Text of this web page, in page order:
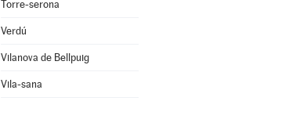
Torre-serona
Verdú
Vilanova de Bellpuig
Vila-sana